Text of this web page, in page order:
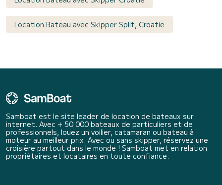
Location Bateau avec Skipper Split, Croatie
Samboat est le site leader de location de bateaux sur
internet. Avec + 50 000 bateaux de particuliers et de
professionnels, louez un voilier, catamaran ou bateau à
moteur au meilleur prix. Avec ou sans skipper, réservez une
croisière partout dans le monde ! Samboat met en relation
propriétaires et locataires en toute confiance.